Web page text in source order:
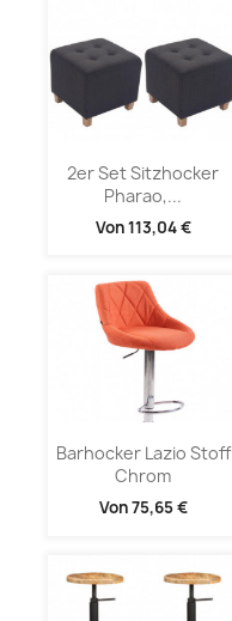
2er Set Sitzhocker
Pharao,...
Von113,04 €
Barhocker Lazio Stoff
Chrom
Von75,65 €